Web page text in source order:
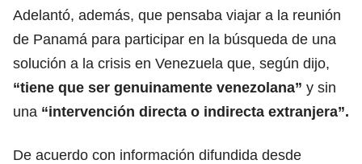
Adelantó, además, que pensaba viajar a la reunión
de Panamá para participar en la búsqueda de una
solución a la crisis en Venezuela que, según dijo,
“tiene que ser genuinamente venezolana” y sin
una “intervención directa o indirecta extranjera”.
De acuerdo con información difundida desde